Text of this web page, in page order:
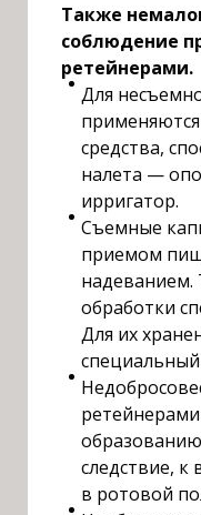
Также
соблюдение
ретейнерами.
Для
средства,
налета —
ирригатор.
Съемные
приемом
надеванием.
обработки
Для их
специальный
следствие, к
в ротовой